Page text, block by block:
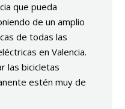
que pueda
de un amplio
de todas las
en Valencia.
las bicicletas
estén muy de